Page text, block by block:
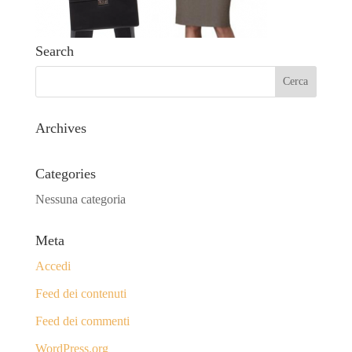
Search
Archives
Categories
Nessuna categoria
Meta
Accedi
Feed dei contenuti
Feed dei commenti
WordPress.org